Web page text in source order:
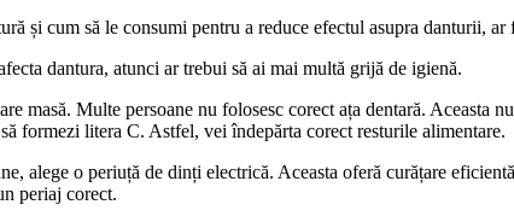
și cum să le consumi pentru a reduce efectul asupra danturii,
dantura, atunci ar trebui să ai mai multă grijă de igienă.
masă. Multe persoane nu folosesc corect ața dentară. Aceasta
formezi litera C. Astfel, vei îndepărta corect resturile alimentare.
alege o periuță de dinți electrică. Aceasta oferă curățare
periaj corect.